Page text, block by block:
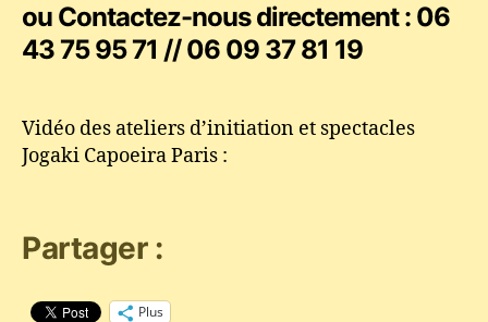
ou Contactez-nous directement : 06
43 75 95 71 // 06 09 37 81 19
Vidéo des ateliers d’initiation et spectacles
Jogaki Capoeira Paris :
Partager :
Plus